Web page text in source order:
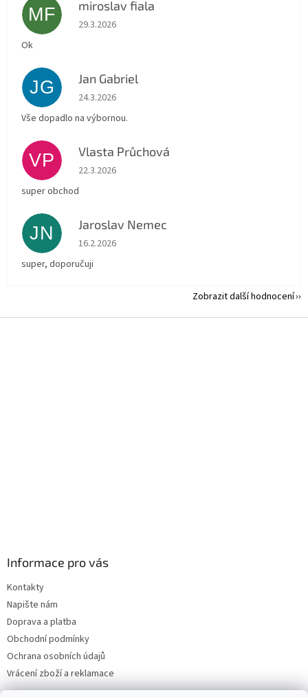
MF miroslav fiala
Hodnocení obchodu je 5 z 5 hvězdiček.
29.3.2026
Ok
JG Jan Gabriel
Hodnocení obchodu je 5 z 5 hvězdiček.
24.3.2026
Vše dopadlo na výbornou.
VP Vlasta Průchová
Hodnocení obchodu je 5 z 5 hvězdiček.
22.3.2026
super obchod
JN Jaroslav Nemec
Hodnocení obchodu je 5 z 5 hvězdiček.
16.2.2026
super, doporučuji
Zobrazit další hodnocení
Informace pro vás
Kontakty
Napište nám
Doprava a platba
Obchodní podmínky
Ochrana osobních údajů
Vrácení zboží a reklamace